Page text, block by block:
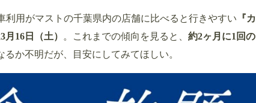
利用がマストの千葉県内の店舗に比べると行きやすい 『カ
16日（土）
。これまでの傾向を見ると、 約2ヶ月に1回の
るか不明だが、目安にしてみてほしい。